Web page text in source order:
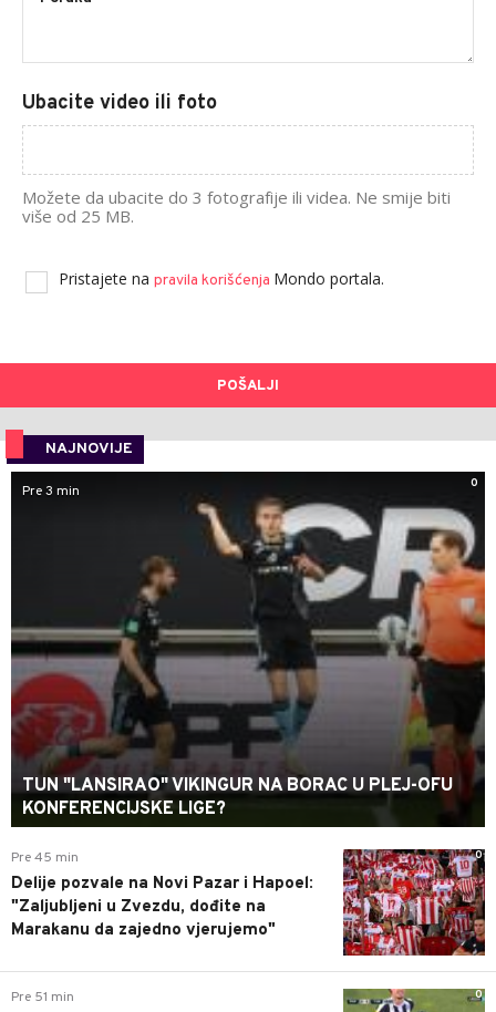
Ubacite video ili foto
Možete da ubacite do 3 fotografije ili videa. Ne smije biti
više od 25 MB.
Pristajete na pravila korišćenja Mondo portala.
POŠALJI
NAJNOVIJE
0
Pre 3 min
TUN "LANSIRAO" VIKINGUR NA BORAC U PLEJ-OFU
KONFERENCIJSKE LIGE?
0
Pre 45 min
Delije pozvale na Novi Pazar i Hapoel:
"Zaljubljeni u Zvezdu, dođite na
Marakanu da zajedno vjerujemo"
0
Pre 51 min